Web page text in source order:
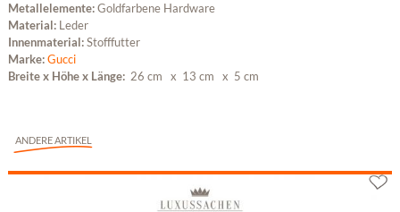
Metallelemente:Goldfarbene Hardware
Material: Leder
Innenmaterial:Stofffutter
Marke:Gucci
Breite x Höhe x Länge: 26 cm x 13 cm x 5 cm
ANDERE ARTIKEL